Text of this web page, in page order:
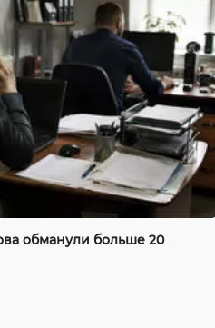
обманули больше 20